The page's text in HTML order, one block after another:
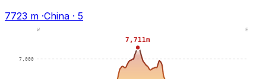
7723 m ·China · 5